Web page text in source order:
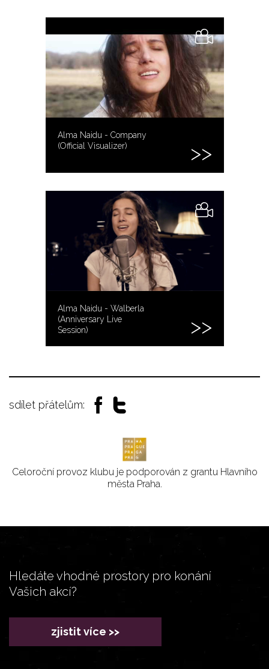
Alma Naidu - Company
(Official Visualizer)
Alma Naidu - Walberla
(Anniversary Live
Session)
sdílet přátelům:
Celoroční provoz klubu je podporován z grantu Hlavního
města Praha.
Hledáte vhodné prostory pro konání
Vašich akcí?
zjistit více >>